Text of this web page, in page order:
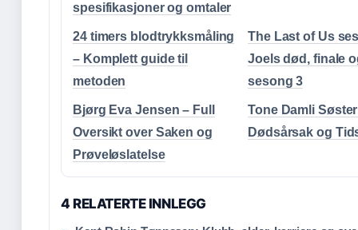
spesifikasjoner og omtaler
24 timers blodtrykksmåling
– Komplett guide til
metoden
The Last of Us
Joels død, finale
sesong 3
Bjørg Eva Jensen – Full
Oversikt over Saken og
Prøveløslatelse
Tone Damli
Dødsårsak og
4 RELATERTE INNLEGG